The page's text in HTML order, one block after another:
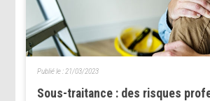
Sous-traitance : des risques
Publié le : 21/03/2023